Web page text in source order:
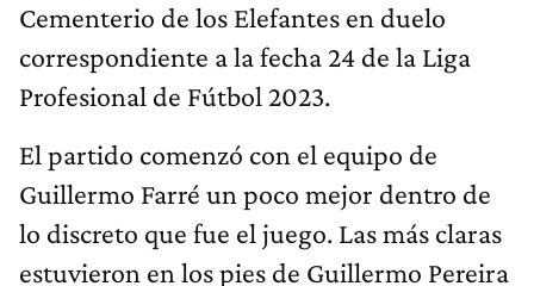
Cementerio de los Elefantes en duelo
correspondiente a la fecha 24 de la Liga
Profesional de Fútbol 2023.
El partido comenzó con el equipo de
Guillermo Farré un poco mejor dentro de
lo discreto que fue el juego. Las más claras
estuvieron en los pies de Guillermo Pereira